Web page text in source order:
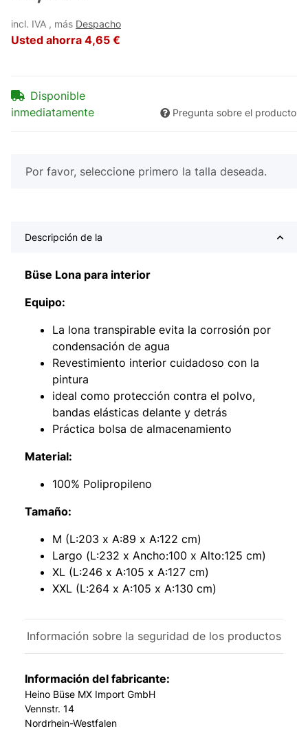
incl. IVA , más Despacho
Usted ahorra 4,65 €
Disponible
inmediatamente
Pregunta sobre el producto
x
Por favor, seleccione primero la talla deseada.
Descripción de la
Büse Lona para interior
Equipo:
La lona transpirable evita la corrosión por
condensación de agua
Revestimiento interior cuidadoso con la
pintura
ideal como protección contra el polvo,
bandas elásticas delante y detrás
Práctica bolsa de almacenamiento
Material:
100% Polipropileno
Tamaño:
M (L:203 x A:89 x A:122 cm)
Largo (L:232 x Ancho:100 x Alto:125 cm)
XL (L:246 x A:105 x A:127 cm)
XXL (L:264 x A:105 x A:130 cm)
Información sobre la seguridad de los productos
Información del fabricante:
Heino Büse MX Import GmbH
Vennstr. 14
Nordrhein-Westfalen